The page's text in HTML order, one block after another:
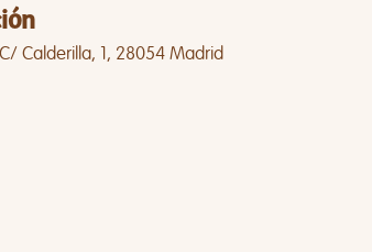
Calderilla, 1, 28054 Madrid